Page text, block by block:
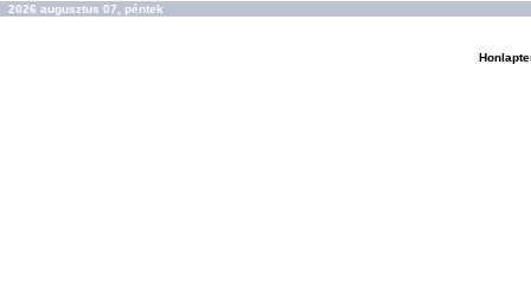
2026 augusztus 07, péntek